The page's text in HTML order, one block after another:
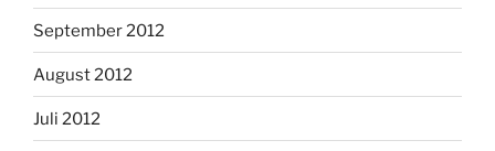
September 2012
August 2012
Juli 2012